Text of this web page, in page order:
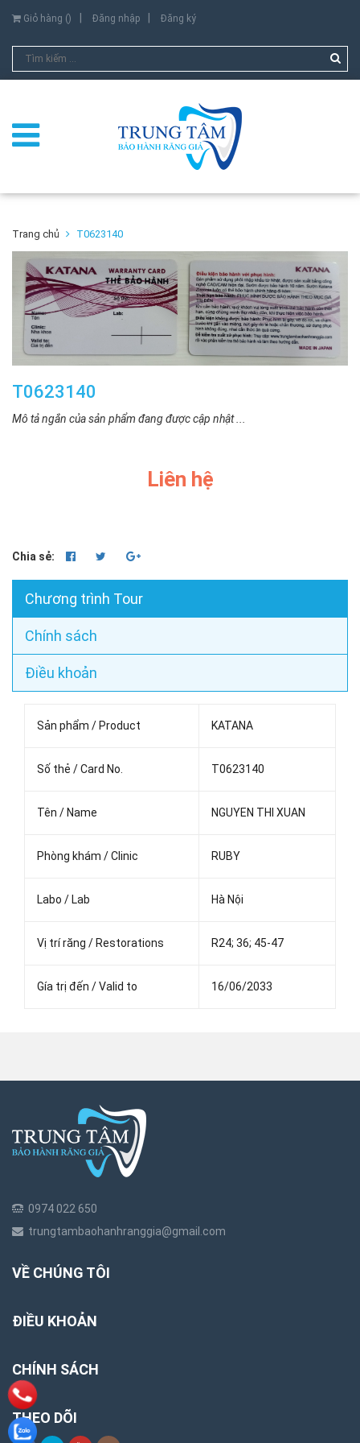
Giỏ hàng () Đăng nhập Đăng ký
Trang chủ T0623140
T0623140
Mô tả ngắn của sản phẩm đang được cập nhật ...
Liên hệ
Chia sẻ:
Chương trình Tour
Chính sách
Điều khoản
Sản phẩm / Product KATANA
Số thẻ / Card No. T0623140
Tên / Name NGUYEN THI XUAN
Phòng khám / Clinic RUBY
Labo / Lab Hà Nội
Vị trí răng / Restorations R24; 36; 45-47
Gía trị đến / Valid to 16/06/2033
0974 022 650
trungtambaohanhranggia@gmail.com
VỀ CHÚNG TÔI
ĐIỀU KHOẢN
CHÍNH SÁCH
THEO DÕI